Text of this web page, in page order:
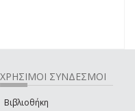
ΧΡΗΣΙΜΟΙ ΣΥΝΔΕΣΜΟΙ
Βιβλιοθήκη